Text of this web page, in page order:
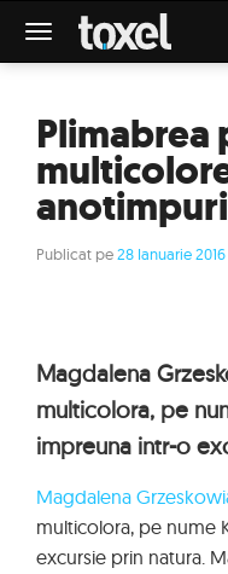
Meniu
Plimabrea
anotimpuri
Publicat pe28 Ianuarie 2016
Magdalena
multicolora, pe
impreuna intr-o
Magdalena
multicolora, pe nume
excursie prin natura.